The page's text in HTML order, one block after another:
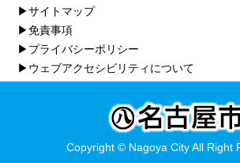
▶サイトマップ
▶免責事項
▶プライバシーポリシー
▶ウェブアクセシビリティについて
Copyright © Nagoya City All Right